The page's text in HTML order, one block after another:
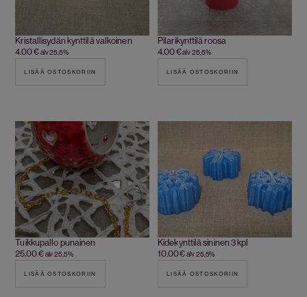
Kristallisydän kynttilä valkoinen
4.00€alv 25,5%
LISÄÄ OSTOSKORIIN
Pilarikynttilä roosa
4.00€alv 25,5%
LISÄÄ OSTOSKORIIN
Tuikkupallo punainen
25.00€alv 25,5%
LISÄÄ OSTOSKORIIN
Kidekynttilä sininen 3 kpl
10.00€alv 25,5%
LISÄÄ OSTOSKORIIN